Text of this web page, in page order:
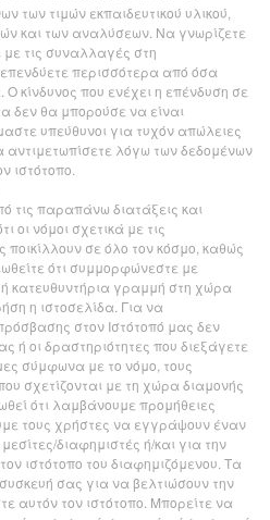
των τιμών εκπαιδευτικού υλικού,
και των αναλύσεων. Να γνωρίζετε
με τις συναλλαγές στη
περισσότερα από όσα
Ο κίνδυνος που ενέχει η επένδυση σε
δεν θα μπορούσε να είναι
υπεύθυνοι για τυχόν απώλειες
λόγω των δεδομένων
ιστότοπο.
τις παραπάνω διατάξεις και
οι νόμοι σχετικά με τις
ποικίλλουν σε όλο τον κόσμο, καθώς
ότι συμμορφώνεστε με
κατευθυντήρια γραμμή στη χώρα
η ιστοσελίδα. Για να
στον Ιστότοπό μας δεν
ή οι δραστηριότητες που διεξάγετε
σύμφωνα με το νόμο, τους
σχετίζονται με τη χώρα διαμονής
ότι λαμβάνουμε προμήθειες
τους χρήστες να εγγράψουν έναν
διαφημιστές ή/και για την
ιστότοπο του διαφημιζόμενου. Τα
σας για να βελτιώσουν την
αυτόν τον ιστότοπο. Μπορείτε να